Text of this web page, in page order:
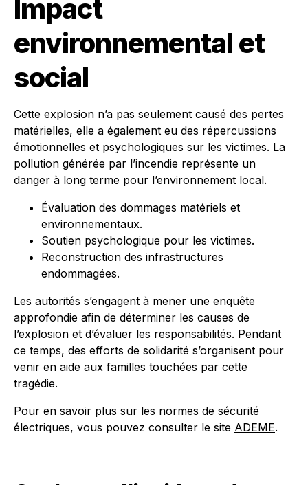
Impact
environnemental et
social
Cette explosion n’a pas seulement causé des pertes
matérielles, elle a également eu des répercussions
émotionnelles et psychologiques sur les victimes. La
pollution générée par l’incendie représente un
danger à long terme pour l’environnement local.
Évaluation des dommages matériels et
environnementaux.
Soutien psychologique pour les victimes.
Reconstruction des infrastructures
endommagées.
Les autorités s’engagent à mener une enquête
approfondie afin de déterminer les causes de
l’explosion et d’évaluer les responsabilités. Pendant
ce temps, des efforts de solidarité s’organisent pour
venir en aide aux familles touchées par cette
tragédie.
Pour en savoir plus sur les normes de sécurité
électriques, vous pouvez consulter le site ADEME.